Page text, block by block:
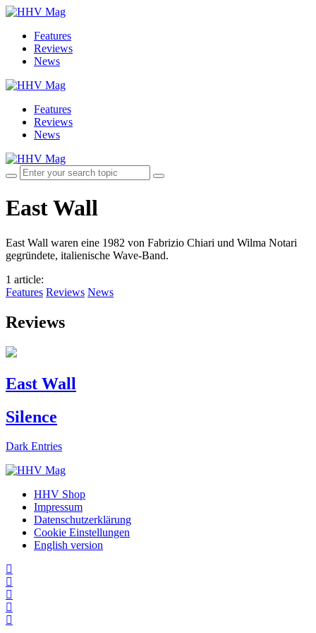
Features
Reviews
News
Features
Reviews
News
East Wall
East Wall waren eine 1982 von Fabrizio Chiari und Wilma Notari
gegründete, italienische Wave-Band.
1 article:
Features Reviews News
Reviews
East Wall
Silence
Dark Entries
HHV Shop
Impressum
Datenschutzerklärung
Cookie Einstellungen
English version